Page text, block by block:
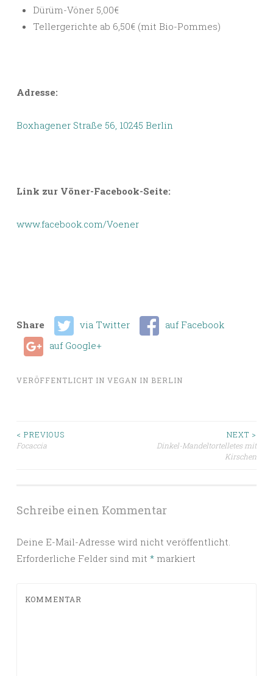
Dürüm-Vöner 5,00€
Tellergerichte ab 6,50€ (mit Bio-Pommes)
Adresse:
Boxhagener Straße 56, 10245 Berlin
Link zur Vöner-Facebook-Seite:
www.facebook.com/Voener
Share via Twitter
auf Facebook
auf Google+
VERÖFFENTLICHT IN VEGAN IN BERLIN
Beitragsnavigation
< PREVIOUS
Focaccia
NEXT >
Dinkel-Mandeltortelletes mit
Kirschen
Schreibe einen Kommentar
Deine E-Mail-Adresse wird nicht veröffentlicht.
Erforderliche Felder sind mit * markiert
KOMMENTAR